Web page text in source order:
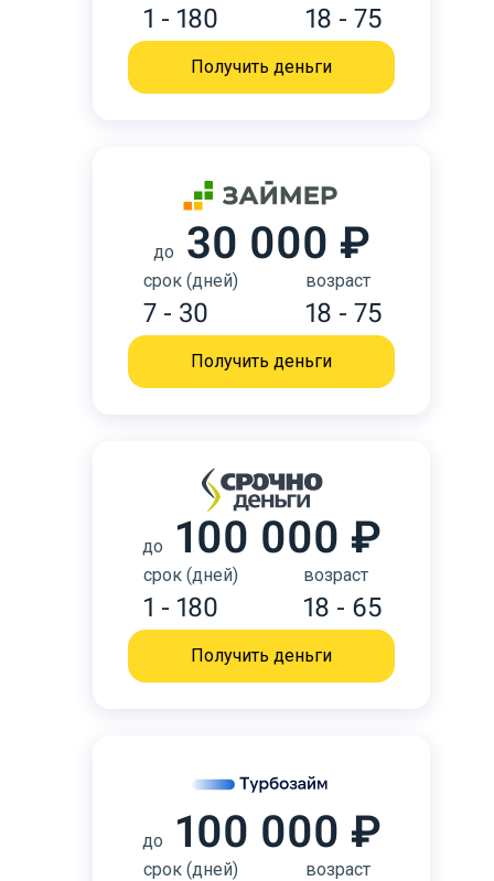
1 - 180 18 - 75
Получить деньги
до 30 000 ₽
срок (дней)
7 - 30
возраст
18 - 75
Получить деньги
до 100 000 ₽
срок (дней)
1 - 180
возраст
18 - 65
Получить деньги
до 100 000 ₽
срок (дней) возраст